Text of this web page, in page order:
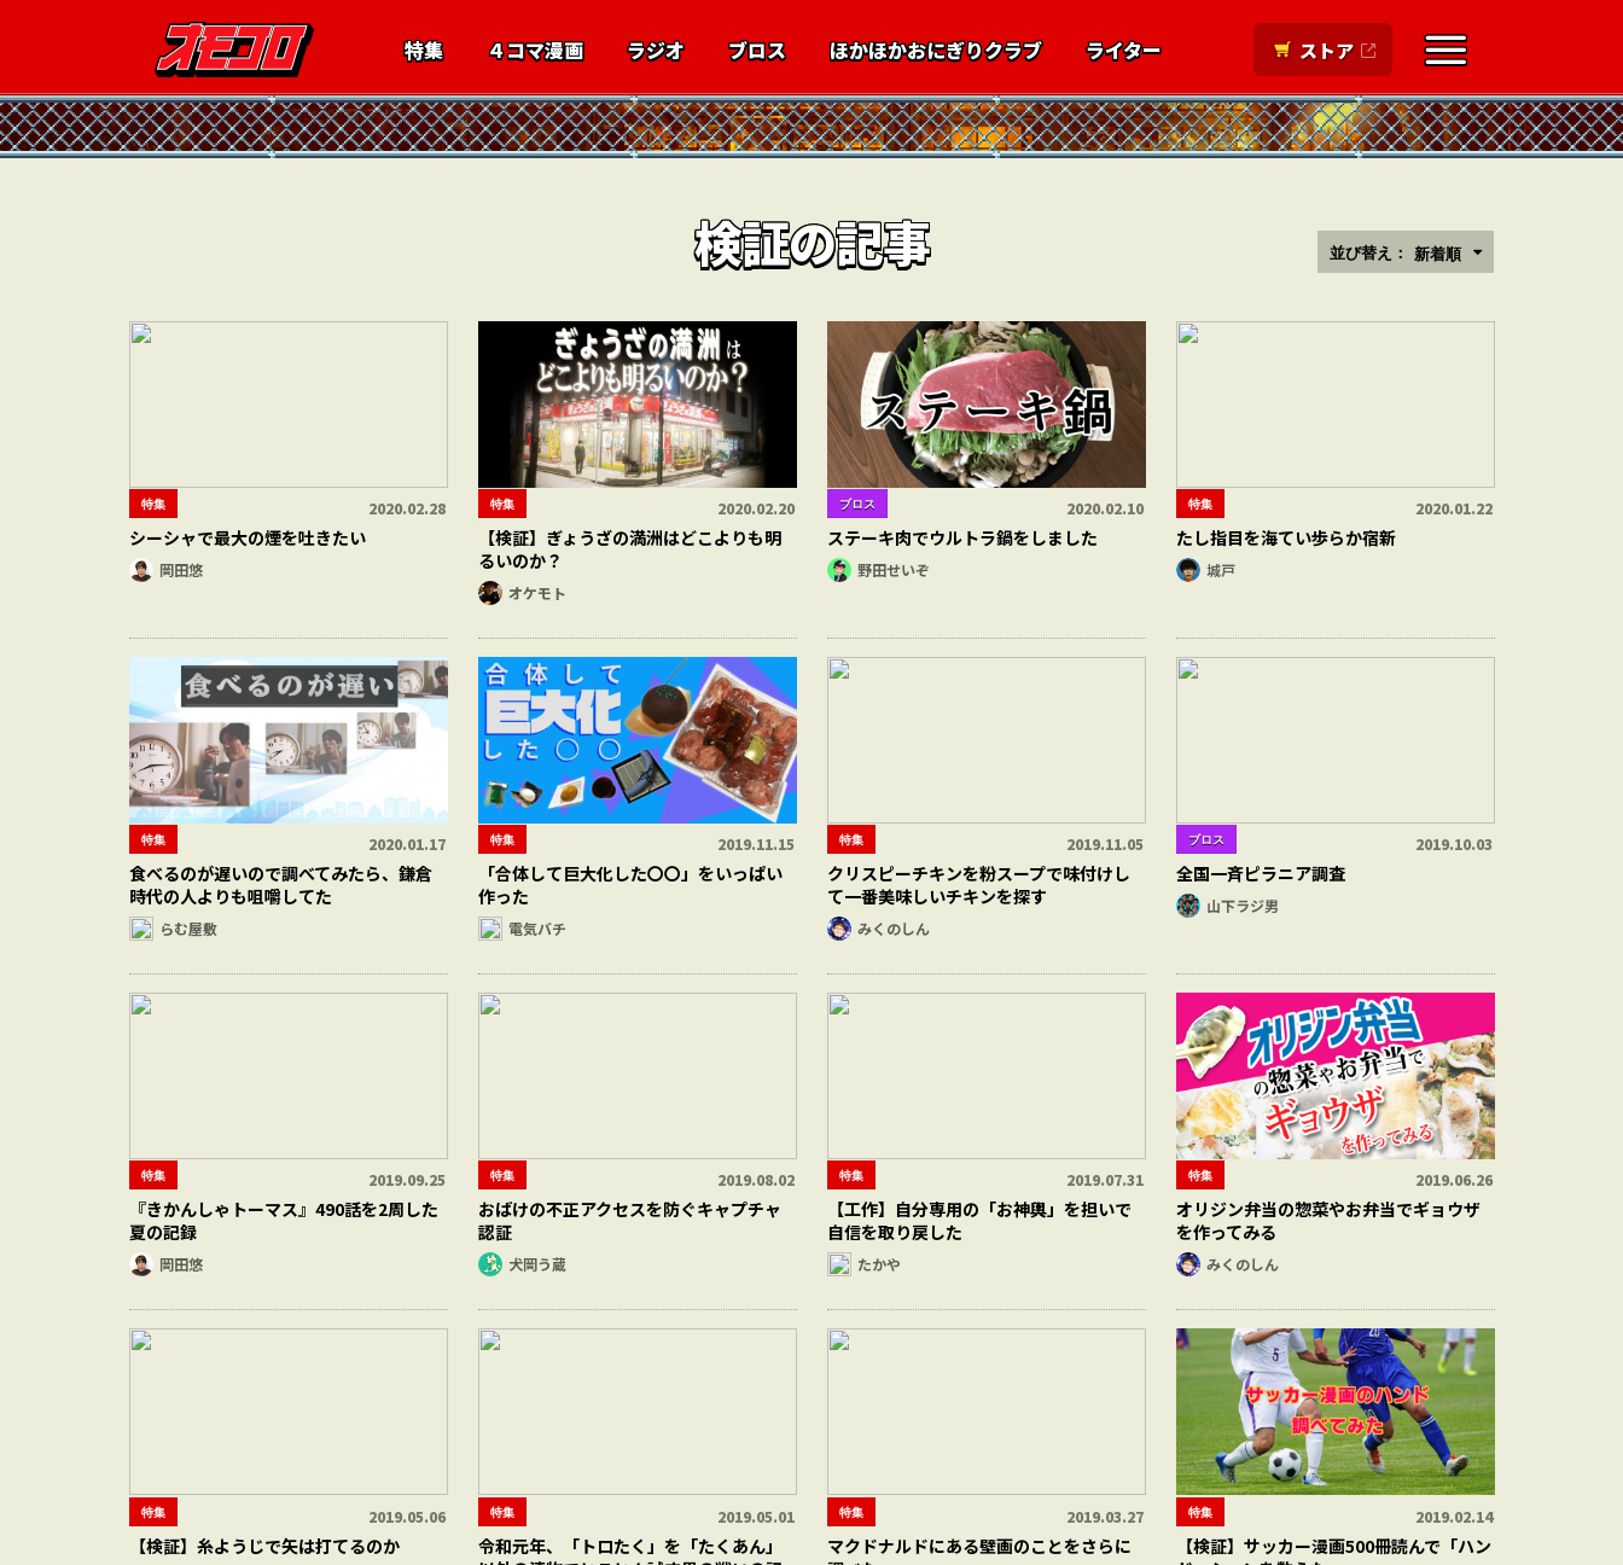
特集 ４コマ漫画 ラジオ ブロス ほかほかおにぎりクラブ ライター ストア
検証の記事 並び替え： 新着順
特集 2020.02.28
シーシャで最大の煙を吐きたい
岡田悠
特集 2020.02.20
【検証】ぎょうざの満洲はどこよりも明
るいのか？
オケモト
ブロス 2020.02.10
ステーキ肉でウルトラ鍋をしました
野田せいぞ
特集 2020.01.22
たし指目を海てい歩らか宿新
城戸
特集 2020.01.17
食べるのが遅いので調べてみたら、鎌倉
時代の人よりも咀嚼してた
らむ屋敷
特集 2019.11.15
「合体して巨大化した〇〇」をいっぱい
作った
電気バチ
特集 2019.11.05
クリスピーチキンを粉スープで味付けし
て一番美味しいチキンを探す
みくのしん
ブロス 2019.10.03
全国一斉ピラニア調査
山下ラジ男
特集 2019.09.25
『きかんしゃトーマス』490話を2周した
夏の記録
岡田悠
特集 2019.08.02
おばけの不正アクセスを防ぐキャプチャ
認証
犬岡う蔵
特集 2019.07.31
【工作】自分専用の「お神輿」を担いで
自信を取り戻した
たかや
特集 2019.06.26
オリジン弁当の惣菜やお弁当でギョウザ
を作ってみる
みくのしん
特集 2019.05.06
【検証】糸ようじで矢は打てるのか
特集 2019.05.01
令和元年、「トロたく」を「たくあん」
特集 2019.03.27
マクドナルドにある壁画のことをさらに
特集 2019.02.14
【検証】サッカー漫画500冊読んで「ハン